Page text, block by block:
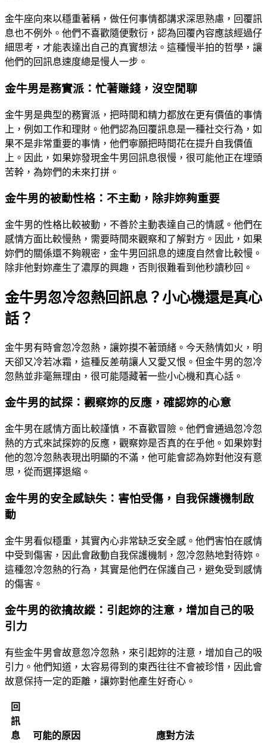
金牛座向來以穩重著稱，做任何事情都講求深思熟慮，回覆訊
息也不例外。他們不喜歡隨便敷衍，認為回覆內容應該經過仔
細思考，才能表達出自己的真實想法。這種慢半拍的哲學，讓
他們的回訊息速度總是慢人一步。
金牛男是務實派：忙著賺錢，沒空閒聊
金牛男是典型的務實派，把時間和精力都放在更有價值的事情
上，例如工作和理財。他們認為回覆訊息是一種社交行為，如
果不是非常重要的事情，他們寧願把時間花在提升自我價值
上。因此，如果妳發現金牛男回訊息很慢，很可能他正在埋頭
苦幹，為妳們的未來打拼。
金牛男的被動性格：不主動，除非妳夠重要
金牛男的性格比較被動，不善於主動表達自己的情感。他們在
感情方面比較慢熱，需要時間來觀察和了解對方。因此，如果
妳們的關係還不夠親密，金牛男回訊息的速度自然會比較慢。
除非他對妳產生了濃厚的興趣，否則很難看到他秒讀秒回。
金牛男忽冷忽熱回訊息？小心機還是真心
話？
金牛男有時會忽冷忽熱，讓妳摸不著頭緒。今天熱情如火，明
天卻又冷若冰霜，這種反差萌讓人又愛又恨。但金牛男的忽冷
忽熱並非毫無理由，很可能隱藏著一些小心機和真心話。
金牛男的試探：觀察妳的反應，確認妳的心意
金牛男在感情方面比較謹慎，不喜歡冒險。他們會通過忽冷忽
熱的方式來試探妳的反應，觀察妳是否真的在乎他。如果妳對
他的忽冷忽熱表現出明顯的不滿，他可能會認為妳對他沒有意
思，從而選擇退縮。
金牛男的安全感缺失：害怕受傷，自我保護機制啟
動
金牛男看似穩重，其實內心非常缺乏安全感。他們害怕在感情
中受到傷害，因此會啟動自我保護機制，忽冷忽熱地對待妳。
這種忽冷忽熱的行為，其實是他們在保護自己，避免受到感情
的傷害。
金牛男的欲擒故縱：引起妳的注意，增加自己的吸
引力
有些金牛男會故意忽冷忽熱，來引起妳的注意，增加自己的吸
引力。他們知道，太容易得到的東西往往不會被珍惜，因此會
故意保持一定的距離，讓妳對他產生好奇心。
回
訊
息
可能的原因 應對方法